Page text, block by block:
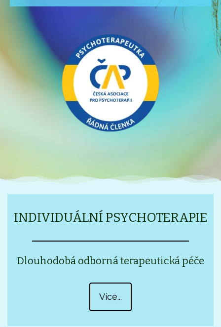
INDIVIDUÁLNÍ PSYCHOTERAPIE
Dlouhodobá odborná terapeutická péče
Více...